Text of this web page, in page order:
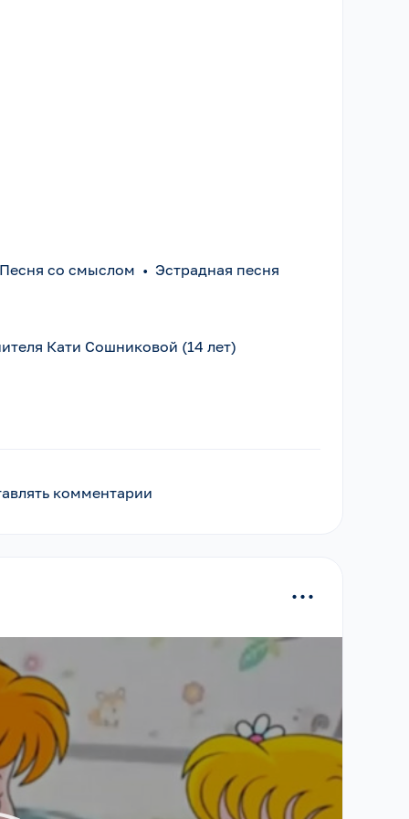
со смыслом • Эстрадная песня
Кати Сошниковой (14 лет)
комментарии
...